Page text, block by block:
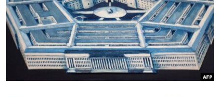
ДЕПОРТАЦІЯ
ВІДЕОУРОКИ «ELIFBE»
СВІДЧЕННЯ ОКУПАЦІЇ
УКРАЇНСЬКА ПРОБЛЕМА КРИМУ
ЯК ОБІЙТИ БЛОКУВАННЯ
Русский
Qırımtatar